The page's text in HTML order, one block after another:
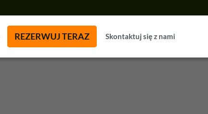
REZERWUJ TERAZ Skontaktuj się z nami